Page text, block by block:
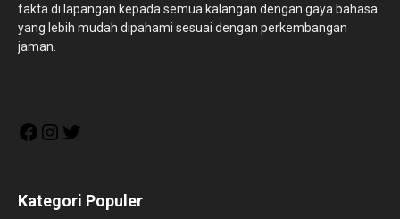
fakta di lapangan kepada semua kalangan dengan gaya bahasa
yang lebih mudah dipahami sesuai dengan perkembangan
jaman.
FacebookInstagram
Kategori Populer